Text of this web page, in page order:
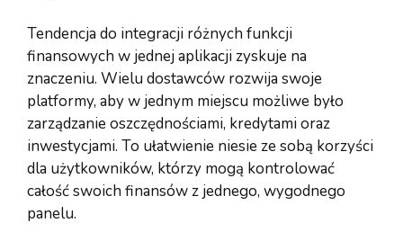
Tendencja do integracji różnych funkcji
finansowych w jednej aplikacji zyskuje na
znaczeniu. Wielu dostawców rozwija swoje
platformy, aby w jednym miejscu możliwe było
zarządzanie oszczędnościami, kredytami oraz
inwestycjami. To ułatwienie niesie ze sobą korzyści
dla użytkowników, którzy mogą kontrolować
całość swoich finansów z jednego, wygodnego
panelu.